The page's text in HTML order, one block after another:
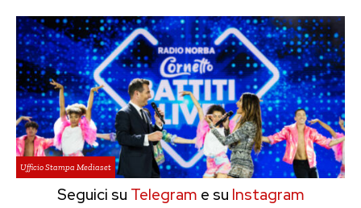
Ufficio Stampa Mediaset
Seguici su Telegram e su Instagram